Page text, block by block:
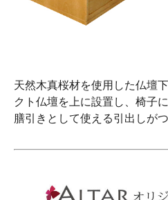
天然木真桜材を使用した仏壇
クト仏壇を上に設置し、椅子
膳引きとして使える引出しが